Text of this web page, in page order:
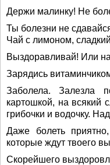
Держи малинку! Не
Ты болезни не
Чай с лимоном,
Выздоравливай! Или
Зарядись
Заболела. Залезла
картошкой, на всякий
грибочки и водочку.
Даже болеть
которые ждут твоего
Скорейшего